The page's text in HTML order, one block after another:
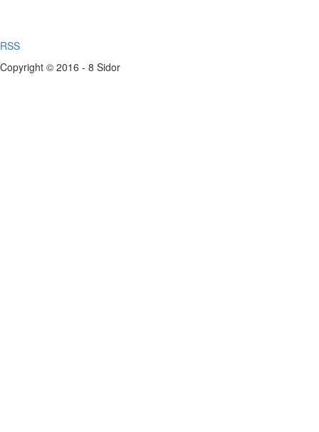
RSS
Copyright © 2016 - 8 Sidor